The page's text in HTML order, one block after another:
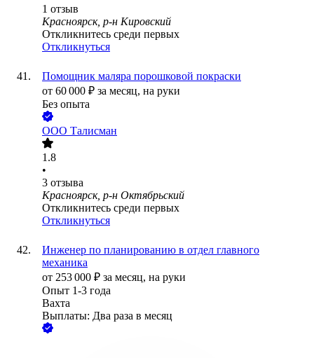
1 отзыв
Красноярск, р-н Кировский
Откликнитесь среди первых
Откликнуться
Помощник маляра порошковой покраски
от 60 000 ₽ за месяц, на руки
Без опыта
ООО Талисман
1.8
•
3 отзыва
Красноярск, р-н Октябрьский
Откликнитесь среди первых
Откликнуться
Инженер по планированию в отдел главного
механика
от 253 000 ₽ за месяц, на руки
Опыт 1-3 года
Вахта
Выплаты: Два раза в месяц